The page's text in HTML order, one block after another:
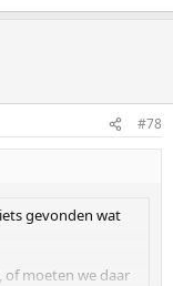
#78
gevonden wat
of moeten we daar